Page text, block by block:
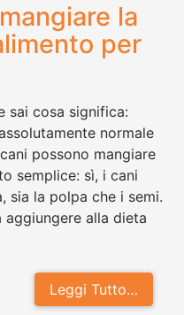
la
per
sai cosa significa:
normale
possono mangiare
semplice: sì, i cani
sia la polpa che i semi.
aggiungere alla dieta
Leggi Tutto…